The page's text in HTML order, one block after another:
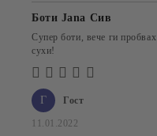
Г Гост
11.01.2022
Боти Jana Сив
Супер боти, вече ги
сухи!